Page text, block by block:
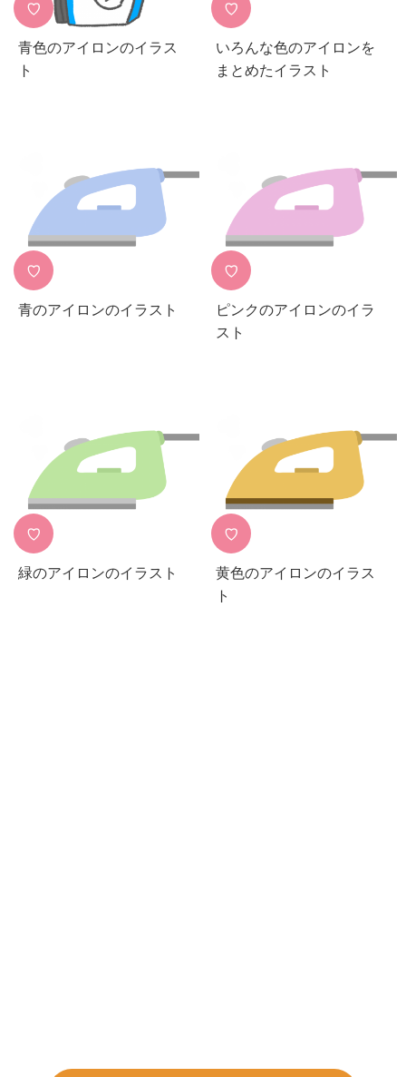
♡
青色のアイロンのイラス
ト
♡
いろんな色のアイロンを
まとめたイラスト
♡
青のアイロンのイラスト
♡
ピンクのアイロンのイラ
スト
♡
緑のアイロンのイラスト
♡
黄色のアイロンのイラス
ト